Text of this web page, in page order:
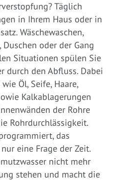
Täglich
in Ihrem Haus oder in
Wäschewaschen,
Duschen oder der Gang
Situationen spülen Sie
durch den Abfluss. Dabei
Öl, Seife, Haare,
Kalkablagerungen
der Rohre
Rohrdurchlässigkeit.
das
eine Frage der Zeit.
nicht mehr
stehen und macht die